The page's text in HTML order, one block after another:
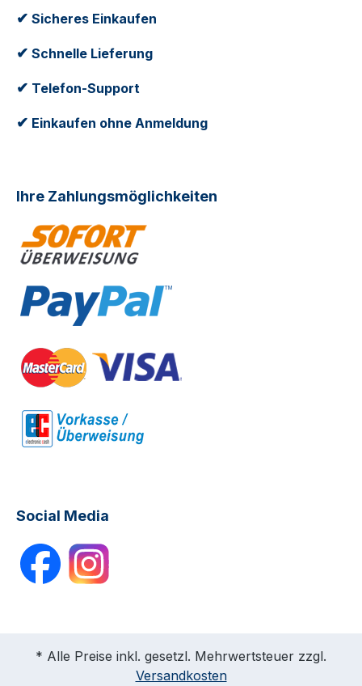
✔ Sicheres Einkaufen
✔ Schnelle Lieferung
✔ Telefon-Support
✔ Einkaufen ohne Anmeldung
Ihre Zahlungsmöglichkeiten
Social Media
* Alle Preise inkl. gesetzl. Mehrwertsteuer zzgl.
Versandkosten